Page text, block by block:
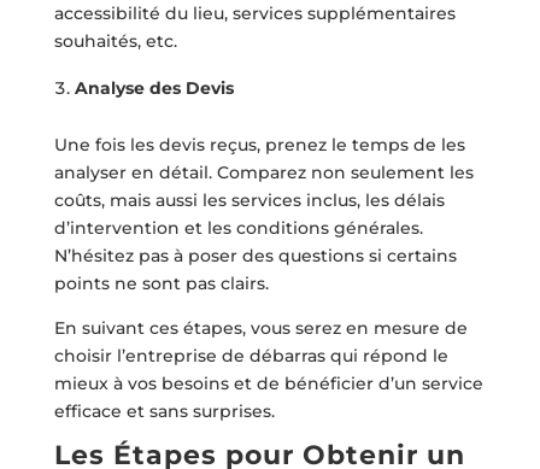
accessibilité du lieu, services supplémentaires
souhaités, etc.
Analyse des Devis
Une fois les devis reçus, prenez le temps de les
analyser en détail. Comparez non seulement les
coûts, mais aussi les services inclus, les délais
d’intervention et les conditions générales.
N’hésitez pas à poser des questions si certains
points ne sont pas clairs.
En suivant ces étapes, vous serez en mesure de
choisir l’entreprise de débarras qui répond le
mieux à vos besoins et de bénéficier d’un service
efficace et sans surprises.
Les Étapes pour Obtenir un